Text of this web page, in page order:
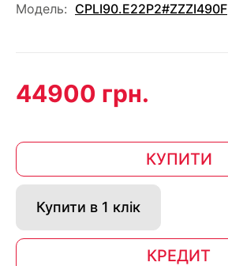
Модель: CPLI90.E22P2#ZZZI490F
44900 грн.
КУПИТИ
Купити в 1 клік
КРЕДИТ